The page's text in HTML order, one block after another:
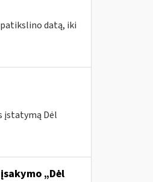
datą, iki
įstatymą Dėl
„Dėl